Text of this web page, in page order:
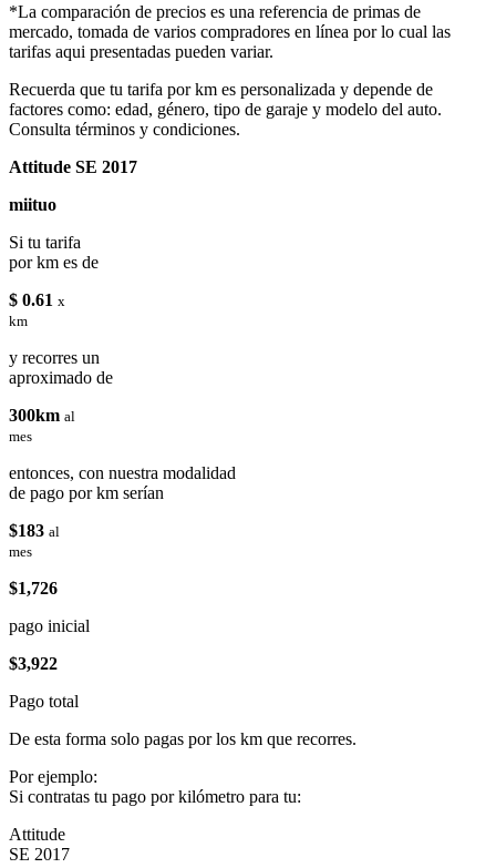
*La comparación de precios es una referencia de primas de
mercado, tomada de varios compradores en línea por lo cual las
tarifas aqui presentadas pueden variar.
Recuerda que tu tarifa por km es personalizada y depende de
factores como: edad, género, tipo de garaje y modelo del auto.
Consulta términos y condiciones.
Attitude SE 2017
miituo
Si tu tarifa
por km es de
$ 0.61 x
km
y recorres un
aproximado de
300km al
mes
entonces, con nuestra modalidad
de pago por km serían
$183 al
mes
$1,726
pago inicial
$3,922
Pago total
De esta forma solo pagas por los km que recorres.
Por ejemplo:
Si contratas tu pago por kilómetro para tu:
Attitude
SE 2017